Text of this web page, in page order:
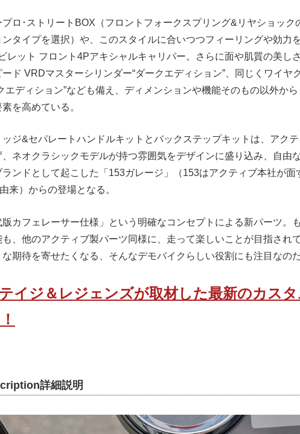
ロ･ストリートBOX（フロントフォークスプリング&リヤショック
ンタイプを選択）や、このスタイルに合いつつフィーリングや効力
レット フロント4Pアキシャルキャリパー。さらに面や肌質の美し
ド VRDマスターシリンダー“ダークエディション”、同じくワイヤ
エディション”なども備え、ディメンションや機能そのもの以外か
を高めている。
ジ&セパレートハンドルキットとバックステップキットは、アク
ネオクラシックモデルが持つ雰囲気をデザインに盛り込み、自由
ランドとして起こした「153ガレージ」（153はアクティブ本社が面
来）からの登場となる。
版カフェレーサー仕様」という明確なコンセプトによる新パーツ。
も、他のアクティブ製パーツ同様に、走って楽しいことが目指され
期待を寄せたくなる、そんなデモバイクらしい役割にも注目なのだ
ジ＆レジェンズが取材した最新のカスタ
詳細説明